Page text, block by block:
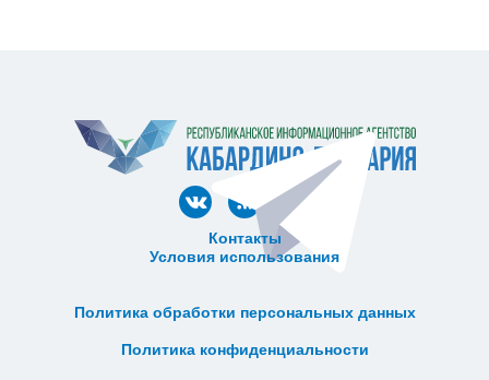
Контакты
Условия использования
Политика обработки персональных данных
Политика конфиденциальности